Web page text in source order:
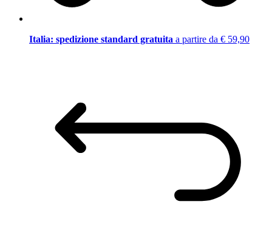
Italia: spedizione standard gratuita a partire da € 59,90